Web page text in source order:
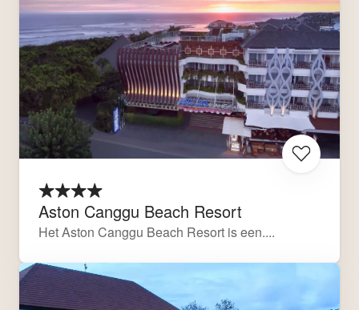
Aston Canggu Beach Resort
Het Aston Canggu Beach Resort is een....